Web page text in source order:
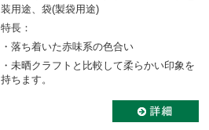
装用途、袋(製袋用途)
特長：
・落ち着いた赤味系の色合い
・未晒クラフトと比較して柔らかい印象を
持ちます。